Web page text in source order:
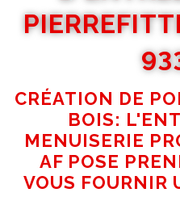
CRÉATION DE
BOIS:
MENUISERIE
AF POSE
VOUS FOURNIR